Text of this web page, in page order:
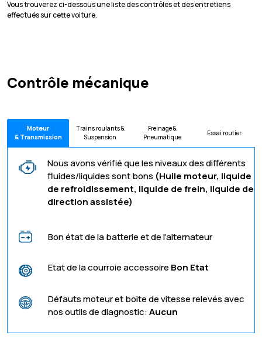
Vous trouverez ci-dessous une liste des contrôles et des entretiens
effectués sur cette voiture.
Contrôle mécanique
Moteur
& Transmission
Trains roulants &
Suspension
Freinage &
Pneumatique
Essai routier
Nous avons vérifié que les niveaux des différents
fluides/liquides sont bons (Huile moteur, liquide
de refroidissement, liquide de frein, liquide de
direction assistée)
Bon état de la batterie et de l'alternateur
Etat de la courroie accessoire Bon Etat
Défauts moteur et boite de vitesse relevés avec
nos outils de diagnostic:Aucun